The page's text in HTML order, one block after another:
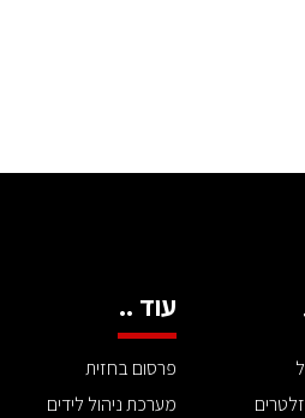
עוד ..
פרסום בחזית
מערכת ניהול לידים